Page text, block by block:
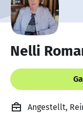
Nelli
Angestellt,